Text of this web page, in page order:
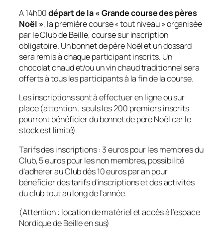
A 14h00départ de la «Grande course des pères
Noël », la première course « tout niveau » organisée
par le Club de Beille, course sur inscription
obligatoire. Un bonnet de père Noël et un dossard
sera remis à chaque participant inscrits. Un
chocolat chaud et/ou un vin chaud traditionnel sera
offerts à tous les participants à la fin de la course.
Les inscriptions sont à effectuer en ligne ou sur
place (attention ; seuls les 200 premiers inscrits
pourront bénéficier du bonnet de père Noël car le
stock est limité)
Tarifs des inscriptions : 3 euros pour les membres du
Club, 5 euros pour les non membres, possibilité
d’adhérer au Club dès 10 euros par an pour
bénéficier des tarifs d’inscriptions et des activités
du club tout au long de l’année.
(Attention : location de matériel et accès à l’espace
Nordique de Beille en sus)